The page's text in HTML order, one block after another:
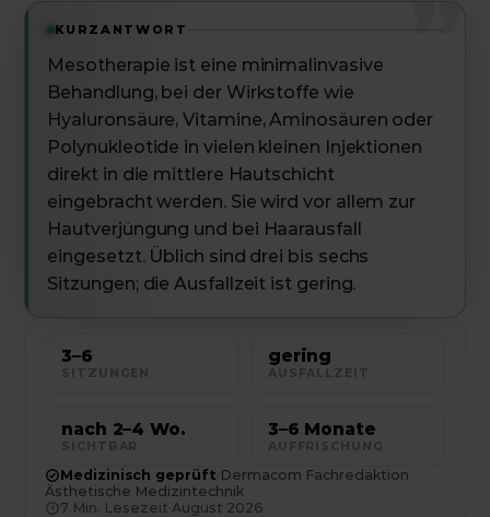
KURZANTWORT
Mesotherapie ist eine minimalinvasive
Behandlung, bei der Wirkstoffe wie
Hyaluronsäure, Vitamine, Aminosäuren oder
Polynukleotide in vielen kleinen Injektionen
direkt in die mittlere Hautschicht
eingebracht werden. Sie wird vor allem zur
Hautverjüngung und bei Haarausfall
eingesetzt. Üblich sind drei bis sechs
Sitzungen; die Ausfallzeit ist gering.
3–6
SITZUNGEN
gering
AUSFALLZEIT
nach 2–4 Wo.
SICHTBAR
3–6 Monate
AUFFRISCHUNG
Medizinisch geprüft Dermacom Fachredaktion
Ästhetische Medizintechnik
7 Min. Lesezeit ·August 2026